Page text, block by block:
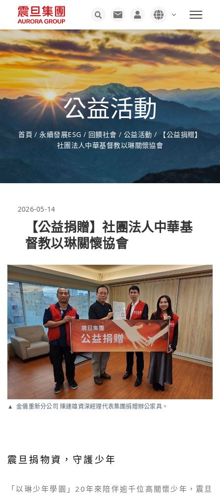
公益活動
首頁/ 永續發展ESG / 回饋社會/ 公益活動/ 【公益捐贈】
社團法人中華基督教以琳關懷協會
2026-05-14
【公益捐贈】社團法人中華基
督教以琳關懷協會
金儀重新分公司 陳建雄資深經理代表集團捐贈辦公家具。
震旦捐物資，守護少年
「以琳少年學園」20年來陪伴逾千位高關懷少年，震旦